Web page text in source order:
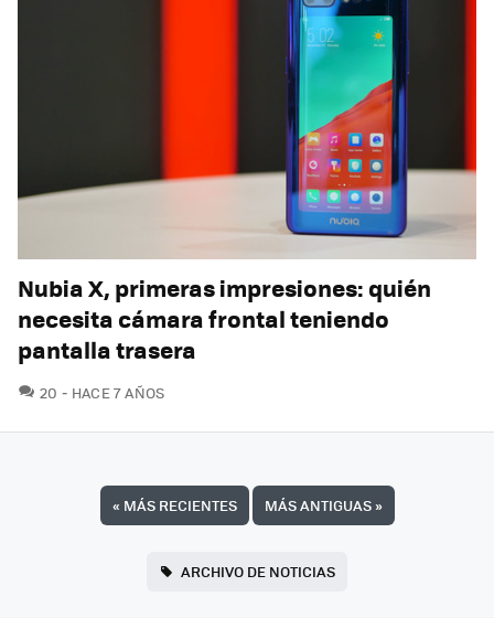
Nubia X, primeras impresiones: quién
necesita cámara frontal teniendo
pantalla trasera
20 COMENTARIOS
HACE 7 AÑOS
« MÁS RECIENTES MÁS ANTIGUAS»
ARCHIVO DE NOTICIAS